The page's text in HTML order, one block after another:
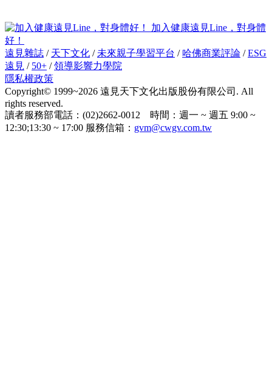
加入健康遠見Line，對身體
好！
遠見雜誌 / 天下文化 / 未來親子學習平台 / 哈佛商業評論 /ESG
遠見 / 50+ /領導影響力學院
隱私權政策
Copyright© 1999~2026 遠見天下文化出版股份有限公司. All
rights reserved.
讀者服務部電話：(02)2662-0012 時間：週一 ~ 週五 9:00 ~
12:30;13:30 ~ 17:00 服務信箱： gvm@cwgv.com.tw